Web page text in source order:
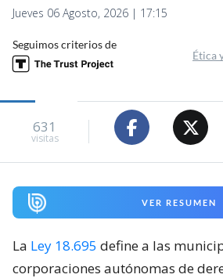
Jueves 06 Agosto, 2026 | 17:15
Seguimos criterios de
Ética
631
visitas
VER RESUMEN
La Ley 18.695 define a las
corporaciones autónomas de